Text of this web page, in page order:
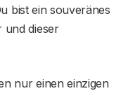
bist ein souveränes
und dieser
nur einen einzigen